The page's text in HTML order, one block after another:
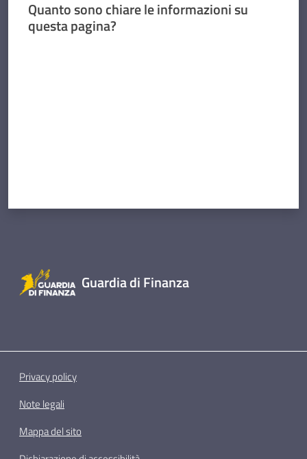
Quanto sono chiare le informazioni su
questa pagina?
Guardia di Finanza
Privacy policy
Note legali
Mappa del sito